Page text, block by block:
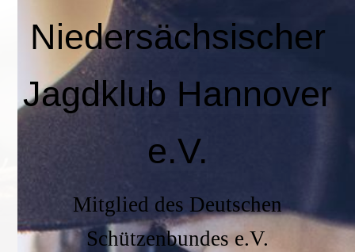
Niedersächsischer
Jagdklub Hannover
e.V.
Mitglied des Deutschen
Schützenbundes e.V.